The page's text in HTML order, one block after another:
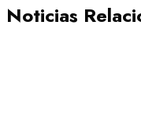
Noticias